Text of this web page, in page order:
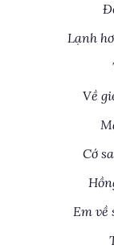
Lạnh
Về
Cớ
Em về